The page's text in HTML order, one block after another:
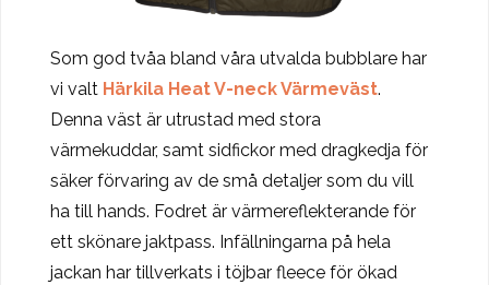
Som god tvåa bland våra utvalda bubblare har
vi valt Härkila Heat V-neck Värmeväst.
Denna väst är utrustad med stora
värmekuddar, samt sidfickor med dragkedja för
säker förvaring av de små detaljer som du vill
ha till hands. Fodret är värmereflekterande för
ett skönare jaktpass. Infällningarna på hela
jackan har tillverkats i töjbar fleece för ökad